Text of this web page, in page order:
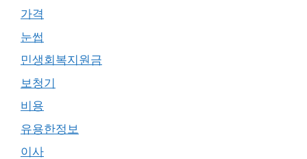
가격
눈썹
민생회복지원금
보청기
비용
유용한정보
이사